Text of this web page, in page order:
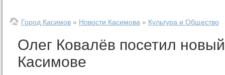
Город Касимов » Новости Касимова » Культура и Общество
Олег Ковалёв посетил
Касимове